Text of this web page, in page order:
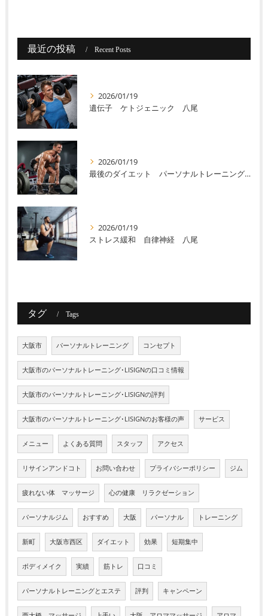
最近の投稿 Recent Posts
2026/01/19
遺伝子 ケトジェニック 八尾
2026/01/19
最後のダイエット パーソナルトレーニング 八尾
2026/01/19
ストレス緩和 自律神経 八尾
タグ Tags
大阪市 パーソナルトレーニング コンセプト
大阪市のパーソナルトレーニング･LISIGNの口コミ情報
大阪市のパーソナルトレーニング･LISIGNの評判
大阪市のパーソナルトレーニング･LISIGNのお客様の声 サービス
メニュー よくある質問 スタッフ アクセス
リサインアンドコト お問い合わせ プライバシーポリシー ジム
疲れない体 マッサージ 心の健康 リラクゼーション
パーソナルジム おすすめ 大阪 パーソナル トレーニング
新町 大阪市西区 ダイエット 効果 短期集中
ボディメイク 実績 筋トレ 口コミ
パーソナルトレーニングとエステ 評判 キャンペーン